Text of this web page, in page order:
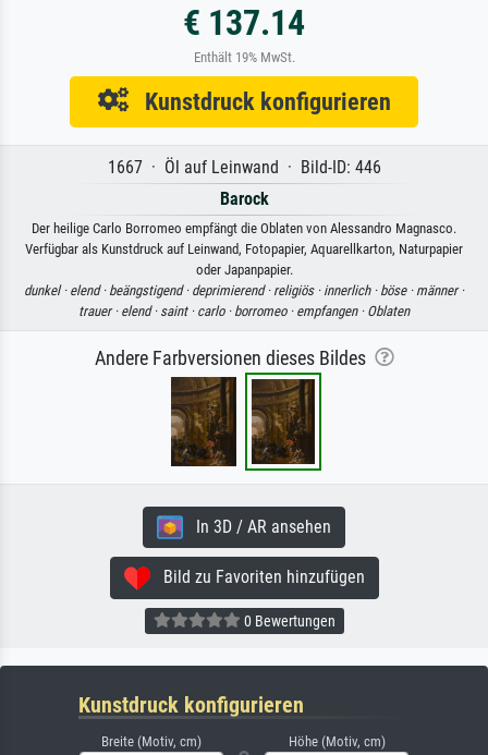
€ 137.14
Enthält 19% MwSt.
Kunstdruck konfigurieren
1667 · Öl auf Leinwand · Bild-ID: 446
Barock
Der heilige Carlo Borromeo empfängt die Oblaten von Alessandro Magnasco.
Verfügbar als Kunstdruck auf Leinwand, Fotopapier, Aquarellkarton, Naturpapier
oder Japanpapier.
dunkel · elend · beängstigend · deprimierend · religiös · innerlich · böse · männer ·
trauer · elend · saint · carlo · borromeo · empfangen · Oblaten
Andere Farbversionen dieses Bildes
In 3D / AR ansehen
Bild zu Favoriten hinzufügen
0 Bewertungen
Kunstdruck konfigurieren
Breite (Motiv, cm) Höhe (Motiv, cm)